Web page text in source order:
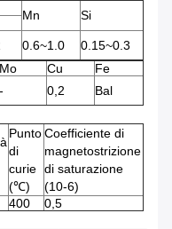
Mn Si
0.6~1.0
0.15~0.3
Mo Cu
Fe
- 0,2
Bal
Punto
di
curie
(℃)
Coefficiente di
magnetostrizione
di saturazione
(10-6)
400
0,5